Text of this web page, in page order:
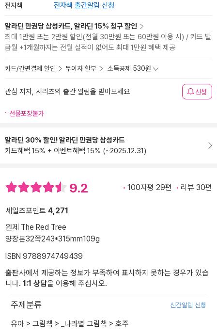
전자책 전자책 출간알림 신청
알라딘 만권당 삼성카드, 알라딘 15% 청구 할인
최대 1만원 또는 2만원 할인(전월 30만원 또는 60만원 이용 시) / 카드 발
급월 +1개월까지는 전월 실적이 없어도 최대 1만원 혜택 제공
카드/간편결제 할인 무이자 할부 소득공제 530원
관심 저자, 시리즈의 출간 알림을 받아보세요 신청
선물포장불가
알라딘 30% 할인! 알라딘 만권당 삼성카드
카드혜택 15% + 이벤트혜택 15% (~2025.12.31)
9.2 100자평 29편 리뷰 30편
세일즈포인트 4,271
원제 The Red Tree
양장본32쪽243*315mm109g
ISBN 9788974749439
출판사에서 제공하는 정보가 부족하여 표시하지 못하는 경우가 있습
니다. 1:1 상담을 이용해 주십시오.
주제분류 신간알림 신청
유아 > 그림책 > _나라별 그림책 > 호주